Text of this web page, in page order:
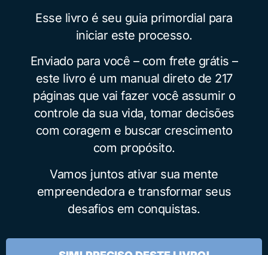
Esse livro é seu guia primordial para
iniciar este processo.
Enviado para você – com frete grátis –
este livro é um manual direto de 217
páginas que vai fazer você assumir o
controle da sua vida, tomar decisões
com coragem e buscar crescimento
com propósito.
Vamos juntos ativar sua mente
empreendedora e transformar seus
desafios em conquistas.